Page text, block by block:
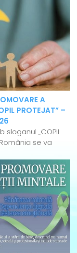
A
PROTEJAT” –
„COPIL
România se va